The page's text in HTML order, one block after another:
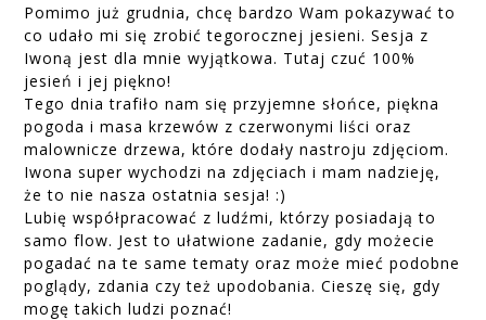
Pomimo już grudnia, chcę bardzo Wam pokazywać to
co udało mi się zrobić tegorocznej jesieni. Sesja z
Iwoną jest dla mnie wyjątkowa. Tutaj czuć 100%
jesień i jej piękno!
Tego dnia trafiło nam się przyjemne słońce, piękna
pogoda i masa krzewów z czerwonymi liści oraz
malownicze drzewa, które dodały nastroju zdjęciom.
Iwona super wychodzi na zdjęciach i mam nadzieję,
że to nie nasza ostatnia sesja! :)
Lubię współpracować z ludźmi, którzy posiadają to
samo flow. Jest to ułatwione zadanie, gdy możecie
pogadać na te same tematy oraz może mieć podobne
poglądy, zdania czy też upodobania. Cieszę się, gdy
mogę takich ludzi poznać!